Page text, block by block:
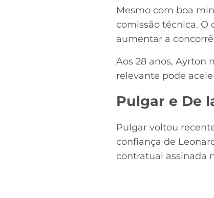
Mesmo com boa
comissão técnica.
aumentar a
Aos 28 anos, Ayrton
relevante pode
Pulgar e De
Pulgar voltou
confiança de
contratual assinada